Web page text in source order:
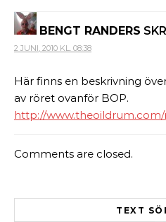
BENGT RANDERS
2 JUNI, 2010 KL. 08:38
Här finns en beskrivning
av röret ovanför BOP.
http://www.theoildrum.com/
Comments are closed.
TEXT